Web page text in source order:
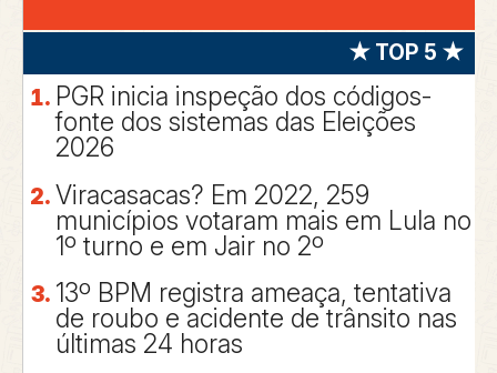
★ TOP 5 ★
PGR inicia inspeção dos códigos-
fonte dos sistemas das Eleições
2026
Viracasacas? Em 2022, 259
municípios votaram mais em Lula no
1º turno e em Jair no 2º
13º BPM registra ameaça, tentativa
de roubo e acidente de trânsito nas
últimas 24 horas